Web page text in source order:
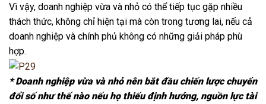
Vì vậy, doanh nghiệp vừa và nhỏ có thể tiếp tục gặp nhiều
thách thức, không chỉ hiện tại mà còn trong tương lai, nếu cả
doanh nghiệp và chính phủ không có những giải pháp phù
hợp.
* Doanh nghiệp vừa và nhỏ nên bắt đầu chiến lược chuyển
đổi số như thế nào nếu họ thiếu định hướng, nguồn lực tài